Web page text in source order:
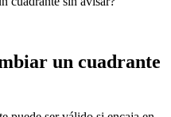
un cuadrante